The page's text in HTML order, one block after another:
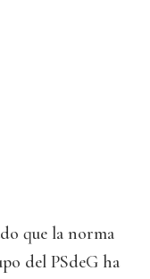
que la norma
del PSdeG ha